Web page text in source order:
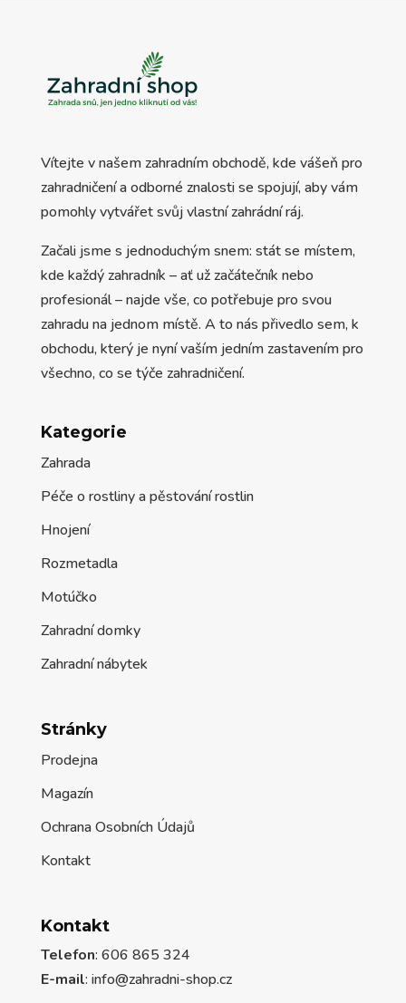
Vítejte v našem zahradním obchodě, kde vášeň pro
zahradničení a odborné znalosti se spojují, aby vám
pomohly vytvářet svůj vlastní zahrádní ráj.
Začali jsme s jednoduchým snem: stát se místem,
kde každý zahradník – ať už začátečník nebo
profesionál – najde vše, co potřebuje pro svou
zahradu na jednom místě. A to nás přivedlo sem, k
obchodu, který je nyní vaším jedním zastavením pro
všechno, co se týče zahradničení.
Kategorie
Zahrada
Péče o rostliny a pěstování rostlin
Hnojení
Rozmetadla
Motúčko
Zahradní domky
Zahradní nábytek
Stránky
Prodejna
Magazín
Ochrana Osobních Údajů
Kontakt
Kontakt
Telefon: 606 865 324
E-mail: info@zahradni-shop.cz